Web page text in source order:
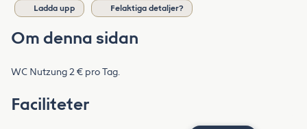
Ladda upp Felaktiga detaljer?
Om denna sidan
WC Nutzung 2 € pro Tag.
Faciliteter